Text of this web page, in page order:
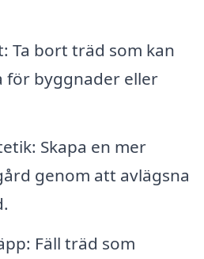
Ta bort träd som kan
för byggnader eller
Skapa en mer
genom att avlägsna
Fäll träd som